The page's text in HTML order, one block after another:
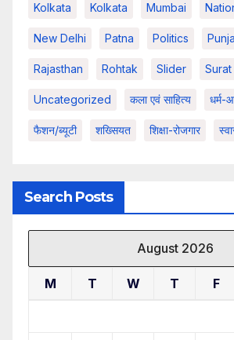
Kolkata Kolkata Mumbai
New Delhi Patna Politics
Rajasthan Rohtak Slider Surat
Uncategorized कला एवं साहित्य धर्म-
फैशन/ब्यूटी शख्सियत शिक्षा-रोजगार
Search Posts
August 2026
M T W T F